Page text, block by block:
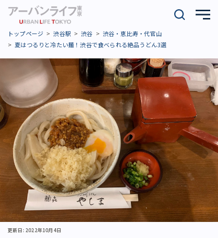
トップページ 渋谷駅 渋谷
渋谷・恵比寿・代官山
夏はつるりと冷たい麺！渋谷で食べられる絶品うどん3選
更新日: 2022年10月4日